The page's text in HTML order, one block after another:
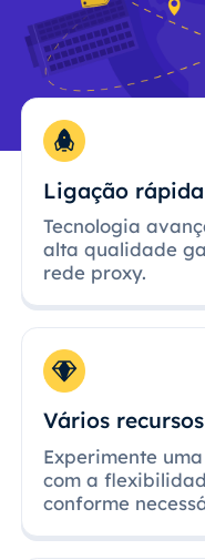
Ligação
Tecnologia
alta qualidade
rede proxy.
Vários
Experimente
com a
conforme